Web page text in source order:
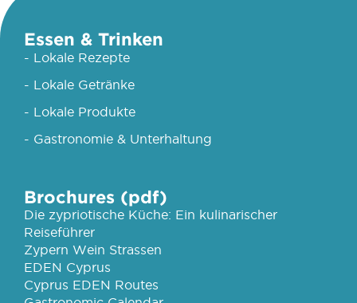
Essen & Trinken
- Lokale Rezepte
- Lokale Getränke
- Lokale Produkte
- Gastronomie & Unterhaltung
Brochures (pdf)
Die zypriotische Küche: Ein kulinarischer
Reiseführer
Zypern Wein Strassen
EDEN Cyprus
Cyprus EDEN Routes